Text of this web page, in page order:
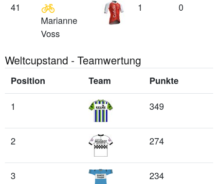
41
Marianne
Voss
1 0
Weltcupstand - Teamwertung
Position Team
Punkte
1
349
2 274
3 234